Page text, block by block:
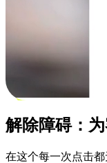
解除障碍：
在这个每一次点击